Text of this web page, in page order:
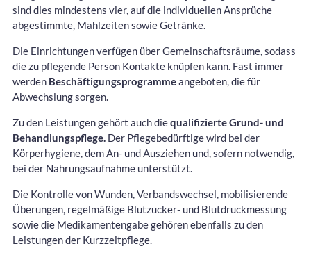
sind dies mindestens vier, auf die individuellen Ansprüche
abgestimmte, Mahlzeiten sowie Getränke.
Die Einrichtungen verfügen über Gemeinschaftsräume, sodass
die zu pflegende Person Kontakte knüpfen kann. Fast immer
werden Beschäftigungsprogrammeangeboten, die für
Abwechslung sorgen.
Zu den Leistungen gehört auch diequalifizierte Grund- und
Behandlungspflege. Der Pflegebedürftige wird bei der
Körperhygiene, dem An- und Ausziehen und, sofern notwendig,
bei der Nahrungsaufnahme unterstützt.
Die Kontrolle von Wunden, Verbandswechsel, mobilisierende
Überungen, regelmäßige Blutzucker- und Blutdruckmessung
sowie die Medikamentengabe gehören ebenfalls zu den
Leistungen der Kurzzeitpflege.